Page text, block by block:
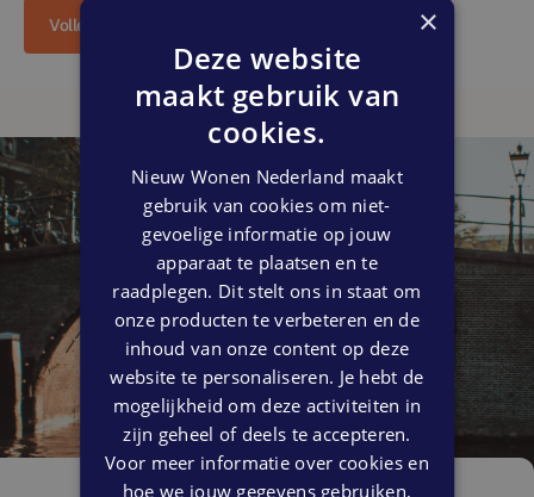
Volledige inschrijving ×
Deze website
maakt gebruik van
cookies.
Nieuw Wonen Nederland maakt
gebruik van cookies om niet-
gevoelige informatie op jouw
apparaat te plaatsen en te
raadplegen. Dit stelt ons in staat om
onze producten te verbeteren en de
inhoud van onze content op deze
website te personaliseren. Je hebt de
mogelijkheid om deze activiteiten in
zijn geheel of deels te accepteren.
Voor meer informatie over cookies en
hoe we jouw gegevens gebruiken,